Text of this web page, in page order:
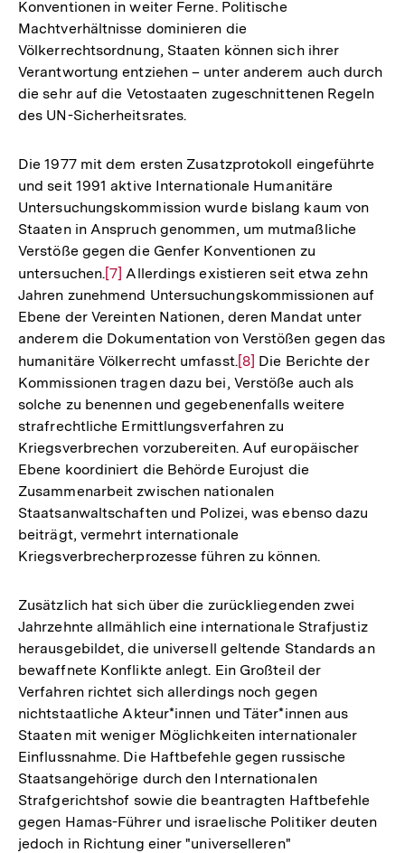
Konventionen in weiter Ferne. Politische
Machtverhältnisse dominieren die
Völkerrechtsordnung, Staaten können sich ihrer
Verantwortung entziehen – unter anderem auch durch
die sehr auf die Vetostaaten zugeschnittenen Regeln
des UN-Sicherheitsrates.
Die 1977 mit dem ersten Zusatzprotokoll eingeführte
und seit 1991 aktive Internationale Humanitäre
Untersuchungskommission wurde bislang kaum von
Staaten in Anspruch genommen, um mutmaßliche
Verstöße gegen die Genfer Konventionen zu
untersuchen.Zur
Auflösung
der
Fußnote
[7] Allerdings existieren seit etwa zehn
Jahren zunehmend Untersuchungskommissionen auf
Ebene der Vereinten Nationen, deren Mandat unter
anderem die Dokumentation von Verstößen gegen das
humanitäre Völkerrecht umfasst.Zur
Auflösung
der
Fußnote
[8] Die Berichte der
Kommissionen tragen dazu bei, Verstöße auch als
solche zu benennen und gegebenenfalls weitere
strafrechtliche Ermittlungsverfahren zu
Kriegsverbrechen vorzubereiten. Auf europäischer
Ebene koordiniert die Behörde Eurojust die
Zusammenarbeit zwischen nationalen
Staatsanwaltschaften und Polizei, was ebenso dazu
beiträgt, vermehrt internationale
Kriegsverbrecherprozesse führen zu können.
Zusätzlich hat sich über die zurückliegenden zwei
Jahrzehnte allmählich eine internationale Strafjustiz
herausgebildet, die universell geltende Standards an
bewaffnete Konflikte anlegt. Ein Großteil der
Verfahren richtet sich allerdings noch gegen
nichtstaatliche Akteur*innen und Täter*innen aus
Staaten mit weniger Möglichkeiten internationaler
Einflussnahme. Die Haftbefehle gegen russische
Staatsangehörige durch den Internationalen
Strafgerichtshof sowie die beantragten Haftbefehle
gegen Hamas-Führer und israelische Politiker deuten
jedoch in Richtung einer "universelleren"